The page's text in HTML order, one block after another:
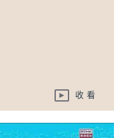
收看